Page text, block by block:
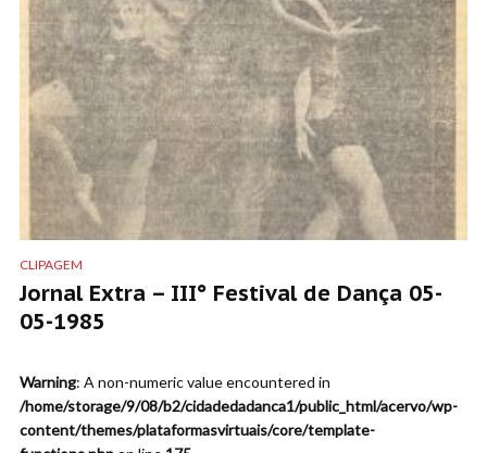
CLIPAGEM
Jornal Extra – III° Festival de Dança 05-
05-1985
Warning: A non-numeric value encountered in
/home/storage/9/08/b2/cidadedadanca1/public_html/acervo/wp-
content/themes/plataformasvirtuais/core/template-